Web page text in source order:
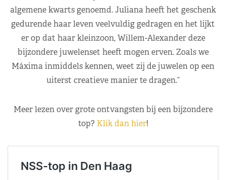
algemene kwarts genoemd. Juliana heeft het geschenk
gedurende haar leven veelvuldig gedragen en het lijkt
er op dat haar kleinzoon, Willem-Alexander deze
bijzondere juwelenset heeft mogen erven. Zoals we
Máxima inmiddels kennen, weet zij de juwelen op een
uiterst creatieve manier te dragen.”
Meer lezen over grote ontvangsten bij een bijzondere
top? Klik dan hier!